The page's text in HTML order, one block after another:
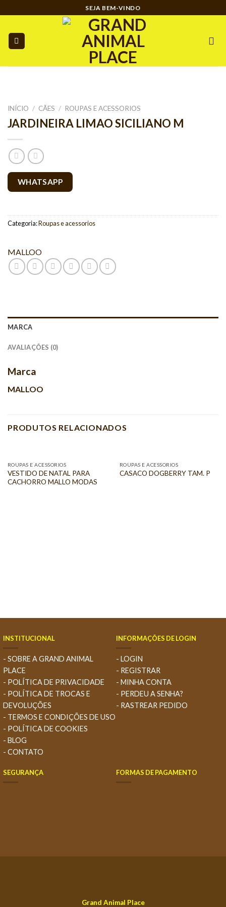
para
conteúdo
SEJA BEM-VINDO
INÍCIO / CÃES / ROUPAS E ACESSORIOS
JARDINEIRA LIMAO SICILIANO M
WHATSAPP
Categoria:Roupas e acessorios
MALLOO
MARCA
AVALIAÇÕES (0)
Marca
MALLOO
PRODUTOS RELACIONADOS
ROUPAS E ACESSORIOS
VESTIDO DE NATAL PARA
CACHORRO MALLO MODAS
ROUPAS E ACESSORIOS
CASACO DOGBERRY TAM. P
INSTITUCIONAL
- SOBRE A GRAND ANIMAL
PLACE
- POLÍTICA DE PRIVACIDADE
- POLÍTICA DE TROCAS E
DEVOLUÇÕES
- TERMOS E CONDIÇÕES DE USO
- POLÍTICA DE COOKIES
- BLOG
- CONTATO
INFORMAÇÕES DE LOGIN
- LOGIN
- REGISTRAR
- MINHA CONTA
- PERDEU A SENHA?
- RASTREAR PEDIDO
SEGURANÇA FORMAS DE PAGAMENTO
Grand Animal Place